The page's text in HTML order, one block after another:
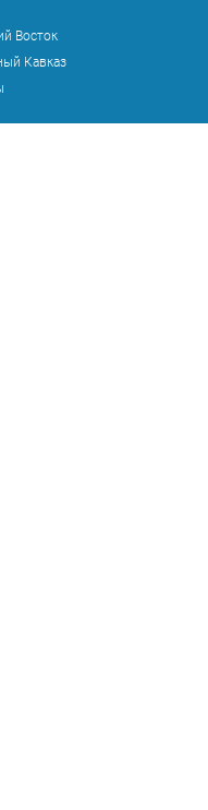
Восток
Кавказ